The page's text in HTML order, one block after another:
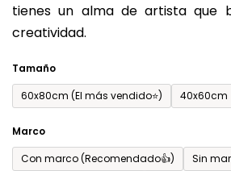
tienes un alma de artista que
creatividad.
Tamaño
60x80cm (El más vendido⭐)
40x60cm
Marco
Con marco (Recomendado👍)
Sin